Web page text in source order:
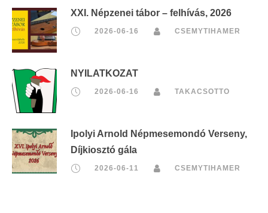
XXI. Népzenei tábor – felhívás, 2026
2026-06-16 CSEMYTIHAMER
NYILATKOZAT
2026-06-16 TAKACSOTTO
Ipolyi Arnold Népmesemondó Verseny,
Díjkiosztó gála
2026-06-11 CSEMYTIHAMER